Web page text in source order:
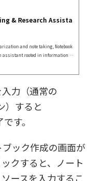
& Research Assista
and note taking, Notebook
assistant rooted in information yo
力（通常の
）すると
す。
ック作成の画面が
クすると、ノート
ースを入力するこ